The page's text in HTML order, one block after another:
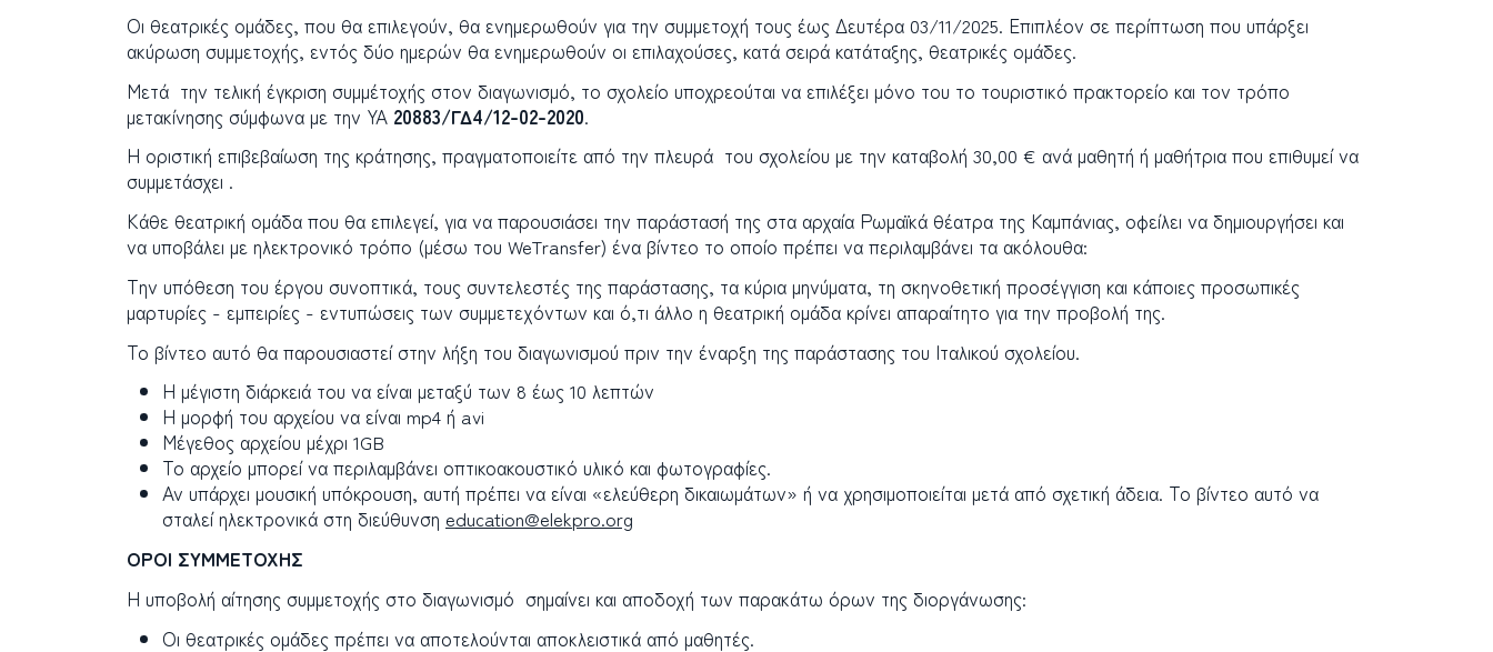
Οι θεατρικές ομάδες, που θα επιλεγούν, θα ενημερωθούν για την συμμετοχή τους έως Δευτέρα 03/11/2025. Επιπλέον σε περίπτωση που υπάρξει
ακύρωση συμμετοχής, εντός δύο ημερών θα ενημερωθούν οι επιλαχούσες, κατά σειρά κατάταξης, θεατρικές ομάδες.
Μετά την τελική έγκριση συμμέτοχής στον διαγωνισμό, το σχολείο υποχρεούται να επιλέξει μόνο του το τουριστικό πρακτορείο και τον τρόπο
μετακίνησης σύμφωνα με την ΥΑ 20883/ΓΔ4/12-02-2020.
Η οριστική επιβεβαίωση της κράτησης, πραγματοποιείτε από την πλευρά του σχολείου με την καταβολή 30,00 € ανά μαθητή ή μαθήτρια που επιθυμεί να
συμμετάσχει .
Κάθε θεατρική ομάδα που θα επιλεγεί, για να παρουσιάσει την παράστασή της στα αρχαία Ρωμαϊκά θέατρα της Καμπάνιας, οφείλει να δημιουργήσει και
να υποβάλει με ηλεκτρονικό τρόπο (μέσω του WeTransfer) ένα βίντεο το οποίο πρέπει να περιλαμβάνει τα ακόλουθα:
Την υπόθεση του έργου συνοπτικά, τους συντελεστές της παράστασης, τα κύρια μηνύματα, τη σκηνοθετική προσέγγιση και κάποιες προσωπικές
μαρτυρίες - εμπειρίες - εντυπώσεις των συμμετεχόντων και ό,τι άλλο η θεατρική ομάδα κρίνει απαραίτητο για την προβολή της.
Το βίντεο αυτό θα παρουσιαστεί στην λήξη του διαγωνισμού πριν την έναρξη της παράστασης του Ιταλικού σχολείου.
Η μέγιστη διάρκειά του να είναι μεταξύ των 8 έως 10 λεπτών
Η μορφή του αρχείου να είναι mp4 ή avi
Μέγεθος αρχείου μέχρι 1GB
Το αρχείο μπορεί να περιλαμβάνει οπτικοακουστικό υλικό και φωτογραφίες.
Αν υπάρχει μουσική υπόκρουση, αυτή πρέπει να είναι «ελεύθερη δικαιωμάτων» ή να χρησιμοποιείται μετά από σχετική άδεια. Το βίντεο αυτό να
σταλεί ηλεκτρονικά στη διεύθυνση education@elekpro.org
ΟΡΟΙ ΣΥΜΜΕΤΟΧΗΣ
Η υποβολή αίτησης συμμετοχής στο διαγωνισμό σημαίνει και αποδοχή των παρακάτω όρων της διοργάνωσης:
Οι θεατρικές ομάδες πρέπει να αποτελούνται αποκλειστικά από μαθητές.